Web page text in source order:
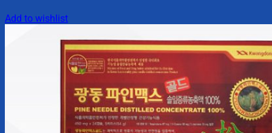
Add to wishlist